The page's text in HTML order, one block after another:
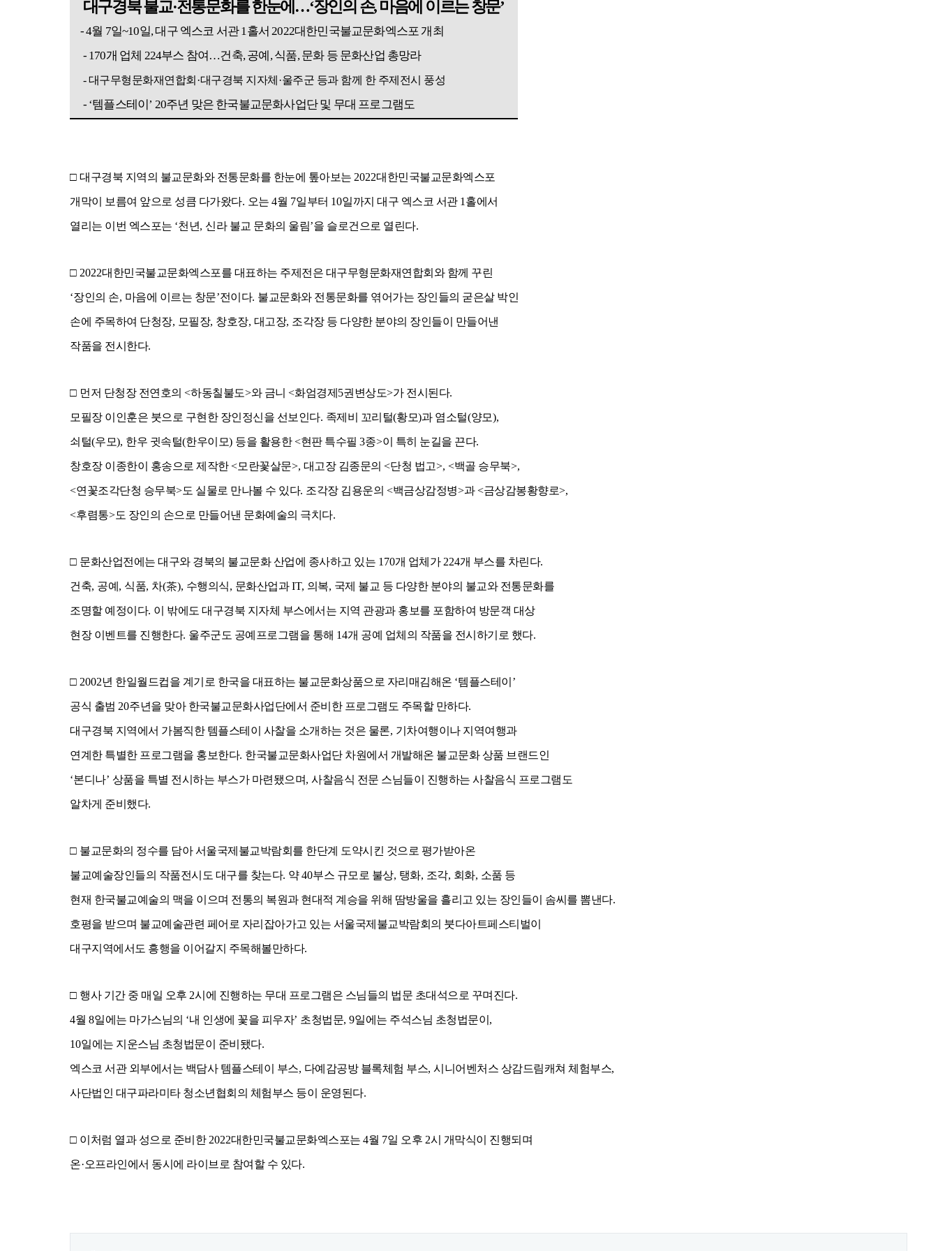
대구경북 불교·전통문화를 한눈에 …‘장인의 손, 마음에 이르는 창문’
- 4월 7일~10일,대구 엑스코 서관1홀서2022대한민국불교문화엑스포 개최
- 170개 업체 224부스 참여 …건축,공예 ,식품,문화 등 문화산업 총망라
- 대구무형문화재연합회 ·대구경북 지자체 ·울주군 등과 함께 한 주제전시 풍성
- ‘템플스테이’ 20주년 맞은 한국불교문화사업단 및 무대 프로그램도
□ 대구경북 지역의 불교문화와 전통문화를 한눈에 톺아보는 2022대한민국불교문화엑스포
개막이 보름여 앞으로 성큼 다가왔다. 오는 4월 7일부터 10일까지 대구 엑스코 서관 1 홀에서
열리는 이번 엑스포는 ‘천년, 신라 불교 문화의 울림’을 슬로건으로 열린다.
□ 2022대한민국불교문화엑스포를 대표하는 주제전은 대구무형문화재연합회와 함께 꾸린
‘장인의 손, 마음에 이르는 창문’전이다. 불교문화와 전통문화를 엮어가는 장인들의 굳은살 박인
손에 주목하여 단청장, 모필장, 창호장, 대고장, 조각장 등 다양한 분야의 장인들이 만들어낸
작품을 전시한다.
□ 먼저 단청장 전연호의 <하동칠불도>와 금니 <화엄경제 5권변상도>가 전시된다.
모필장 이인훈은 붓으로 구현한 장인정신을 선보인다. 족제비 꼬리털(황모)과 염소털(양모),
쇠털(우모), 한우 귓속털(한우이모) 등을 활용한<현판 특수필 3종>이 특히 눈길을 끈다.
창호장 이종한이 홍송으로 제작한<모란꽃살문>, 대고장 김종문의 <단청 법고>, <백골 승무북>,
<연꽃조각단청 승무북>도 실물로 만나볼 수 있다. 조각장 김용운의 <백금상감정병>과<금상감봉황향로>,
<후렴통>도 장인의 손으로 만들어낸 문화예술의 극치다.
□ 문화산업전에는 대구와 경북의 불교문화 산업에 종사하고 있는 170개 업체가 224개 부스를 차린다.
건축, 공예 , 식품, 차(茶), 수행의식, 문화산업과IT, 의복, 국제 불교 등 다양한 분야의 불교와 전통문화를
조명할 예정이다. 이 밖에도 대구경북 지자체 부스에서는 지역 관광과 홍보를 포함하여 방문객 대상
현장 이벤트를 진행한다. 울주군도 공예프로그램을 통해 14개 공예 업체의 작품을 전시하기로 했다.
□ 2002년 한일월드컵을 계기로 한국을 대표하는 불교문화상품으로 자리매김해온 ‘템플스테이 ’
공식 출범 20주년을 맞아 한국불교문화사업단에서 준비한 프로그램도 주목할 만하다.
대구경북 지역에서 가봄직한 템플스테이 사찰을 소개하는 것은 물론, 기차여행이나 지역여행과
연계한 특별한 프로그램을 홍보한다. 한국불교문화사업단 차원에서 개발해온 불교문화 상품 브랜드인
‘본디나’ 상품을 특별 전시하는 부스가 마련됐으며, 사찰음식 전문 스님들이 진행하는 사찰음식 프로그램도
알차게 준비했다.
□ 불교문화의 정수를 담아 서울국제불교박람회를 한단계 도약시킨 것으로 평가받아온
불교예술장인들의 작품전시도 대구를 찾는다. 약40부스 규모로 불상, 탱화, 조각, 회화, 소품 등
현재 한국불교예술의 맥을 이으며 전통의 복원과 현대적 계승을 위해 땀방울을 흘리고 있는 장인들이 솜씨를 뽐낸다.
호평을 받으며 불교예술관련 페어로 자리잡아가고 있는 서울국제불교박람회의 붓다아트페스티벌이
대구지역에서도 흥행을 이어갈지 주목해볼만하다.
□ 행사 기간 중 매일 오후 2시에 진행하는 무대 프로그램은 스님들의 법문 초대석으로 꾸며진다.
4월 8일에는 마가스님의 ‘내 인생에 꽃을 피우자’ 초청법문, 9일에는 주석스님 초청법문이 ,
10일에는 지운스님 초청법문이 준비됐다.
엑스코 서관 외부에서는 백담사 템플스테이 부스, 다예감공방 블록체험 부스, 시니어벤처스 상감드림캐쳐 체험부스,
사단법인 대구파라미타 청소년협회의 체험부스 등이 운영된다.
□ 이처럼 열과 성으로 준비한 2022대한민국불교문화엑스포는 4월 7일 오후 2시 개막식이 진행되며
온·오프라인에서 동시에 라이브로 참여할 수 있다.